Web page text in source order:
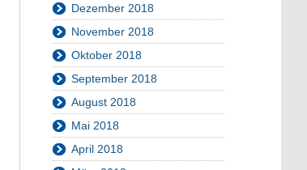
Dezember 2018
November 2018
Oktober 2018
September 2018
August 2018
Mai 2018
April 2018